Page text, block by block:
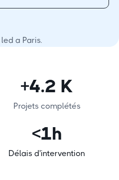
+4.2 K
Projets complétés
<1h
Délais d'intervention